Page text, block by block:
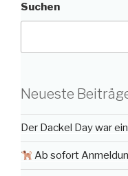
Suchen
Neueste
Der Dackel Day war
Ab sofort